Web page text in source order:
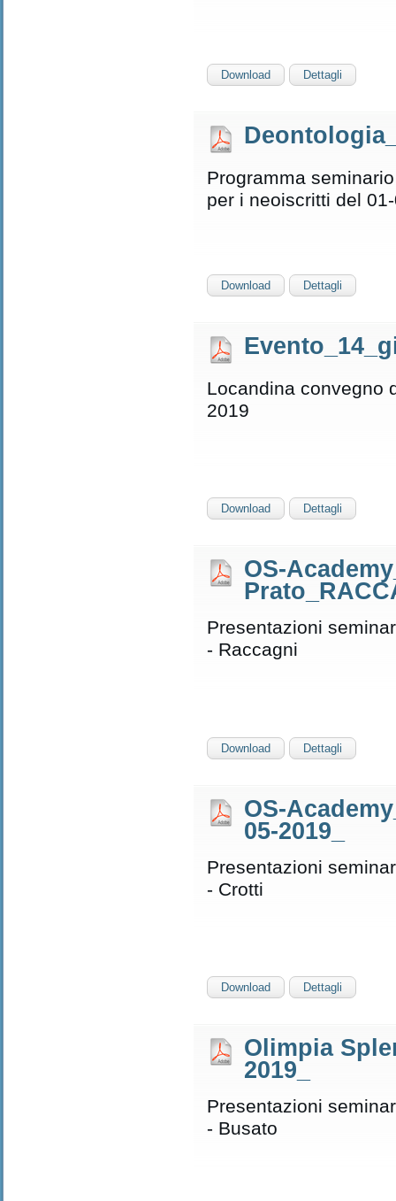
Download Dettagli
Programma
per i neoiscritti del
Download Dettagli
Locandina convegno
2019
Download Dettagli
OS-
Presentazioni
- Raccagni
Download Dettagli
OS-
05-2019_
Presentazioni
- Crotti
Download Dettagli
Olimpia
2019_
Presentazioni
- Busato